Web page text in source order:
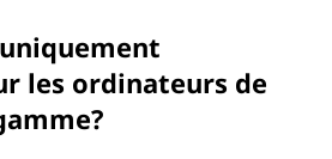
uniquement
les ordinateurs de